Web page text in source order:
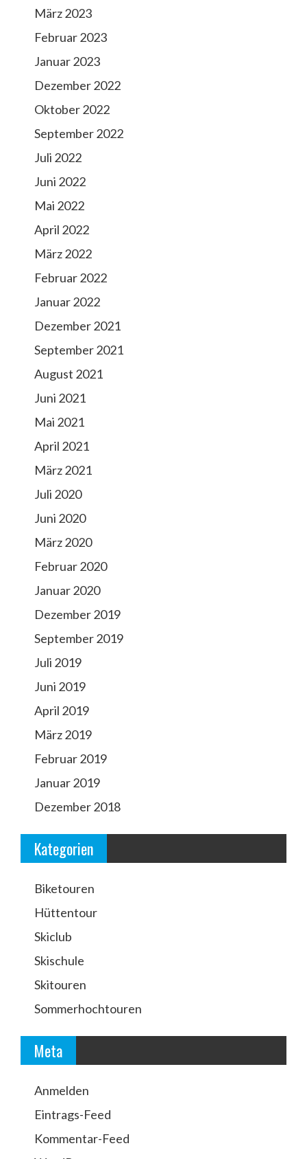
März 2023
Februar 2023
Januar 2023
Dezember 2022
Oktober 2022
September 2022
Juli 2022
Juni 2022
Mai 2022
April 2022
März 2022
Februar 2022
Januar 2022
Dezember 2021
September 2021
August 2021
Juni 2021
Mai 2021
April 2021
März 2021
Juli 2020
Juni 2020
März 2020
Februar 2020
Januar 2020
Dezember 2019
September 2019
Juli 2019
Juni 2019
April 2019
März 2019
Februar 2019
Januar 2019
Dezember 2018
Kategorien
Biketouren
Hüttentour
Skiclub
Skischule
Skitouren
Sommerhochtouren
Meta
Anmelden
Eintrags-Feed
Kommentar-Feed